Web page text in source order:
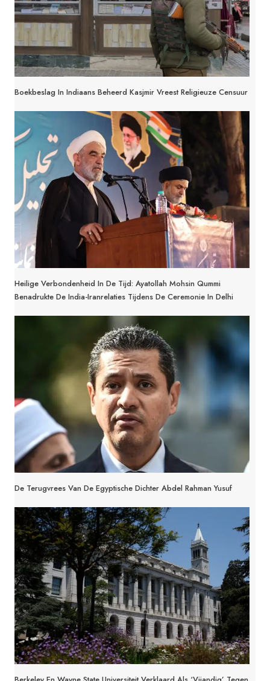
Boekbeslag In Indiaans Beheerd Kasjmir Vreest Religieuze Censuur
Heilige Verbondenheid In De Tijd: Ayatollah Mohsin Qummi
Benadrukte De India-Iranrelaties Tijdens De Ceremonie In Delhi
De Terugvrees Van De Egyptische Dichter Abdel Rahman Yusuf